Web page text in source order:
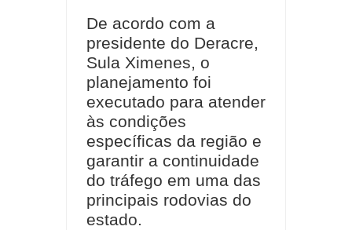
De acordo com a
presidente do Deracre,
Sula Ximenes, o
planejamento foi
executado para atender
às condições
específicas da região e
garantir a continuidade
do tráfego em uma das
principais rodovias do
estado.